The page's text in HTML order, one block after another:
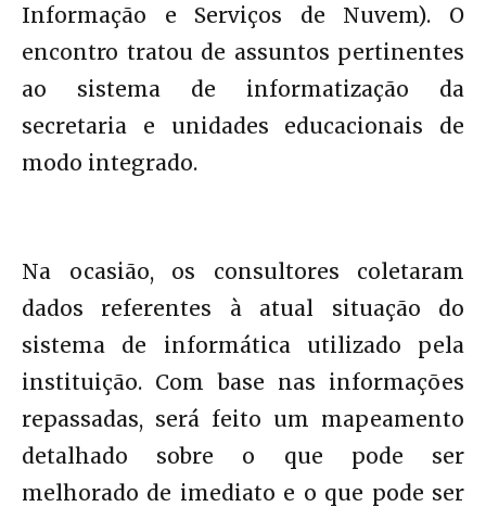
Informação e Serviços de Nuvem). O
encontro tratou de assuntos pertinentes
ao sistema de informatização da
secretaria e unidades educacionais de
modo integrado.
Na ocasião, os consultores coletaram
dados referentes à atual situação do
sistema de informática utilizado pela
instituição. Com base nas informações
repassadas, será feito um mapeamento
detalhado sobre o que pode ser
melhorado de imediato e o que pode ser